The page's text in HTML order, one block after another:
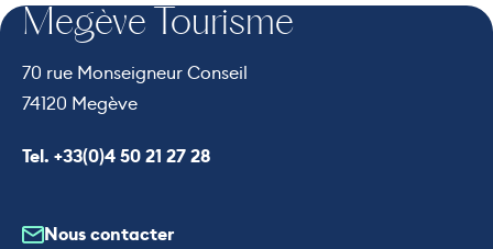
Megève Tourisme
70 rue Monseigneur Conseil
74120 Megève
Appeler le
Tel. +33(0)4 50 21 27 28
Nous contacter